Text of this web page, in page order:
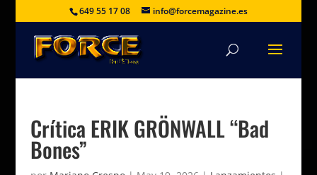
649 55 17 08 info@forcemagazine.es
Crítica ERIK GRÖNWALL “Bad
Bones”